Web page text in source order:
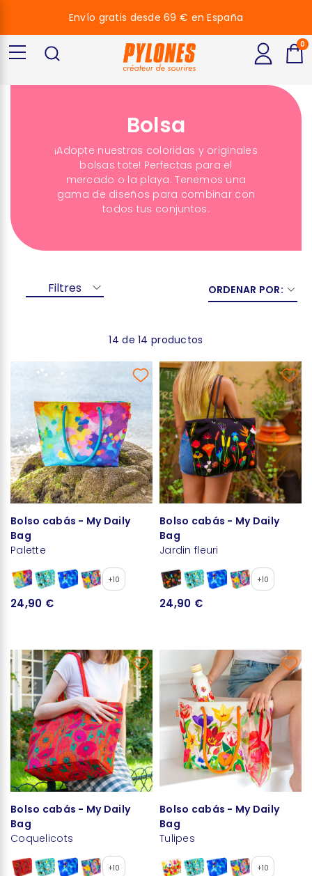
Bolsa
¡Adopte nuestras coloridas y originales
bolsas tote! Perfectas para el
mercado o la playa. Tenemos una
gama de diseños para combinar con
todos tus conjuntos.
Filtres ORDENAR POR:
14 de 14 productos
Bolso cabás - My Daily
Bag
Palette
+10
24,90 €
Bolso cabás - My Daily
Bag
Jardin fleuri
+10
24,90 €
Bolso cabás - My Daily
Bag
Coquelicots
+10
Bolso cabás - My Daily
Bag
Tulipes
+10
Envío gratis desde 69 € en España
0